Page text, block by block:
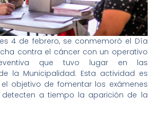
4 de febrero, se conmemoró el Día
contra el cáncer con un operativo
que tuvo lugar en las
la Municipalidad. Esta actividad es
objetivo de fomentar los exámenes
a tiempo la aparición de la